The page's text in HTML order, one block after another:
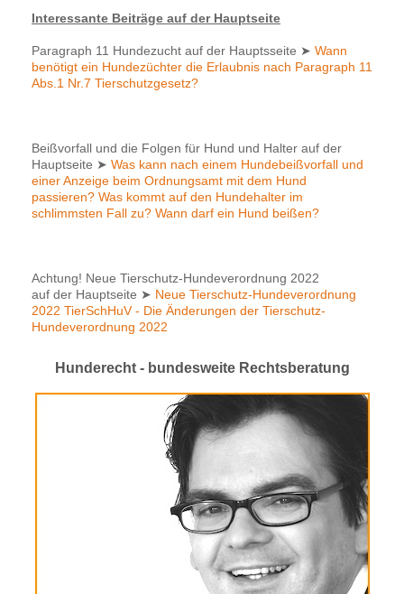
Interessante Beiträge auf der Hauptseite
Paragraph 11 Hundezucht auf der Hauptsseite ➤ Wann
benötigt ein Hundezüchter die Erlaubnis nach Paragraph 11
Abs.1 Nr.7 Tierschutzgesetz?
Beißvorfall und die Folgen für Hund und Halter auf der
Hauptseite ➤ Was kann nach einem Hundebeißvorfall und
einer Anzeige beim Ordnungsamt mit dem Hund
passieren? Was kommt auf den Hundehalter im
schlimmsten Fall zu? Wann darf ein Hund beißen?
Achtung! Neue Tierschutz-Hundeverordnung 2022
auf der Hauptseite ➤ Neue Tierschutz-Hundeverordnung
2022 TierSchHuV - Die Änderungen der Tierschutz-
Hundeverordnung 2022
Hunderecht - bundesweite Rechtsberatung